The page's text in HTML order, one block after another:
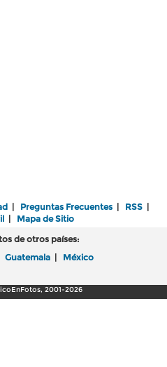
Preguntas Frecuentes RSS
| Mapa de Sitio
de otros países:
Guatemala México
2001-2026